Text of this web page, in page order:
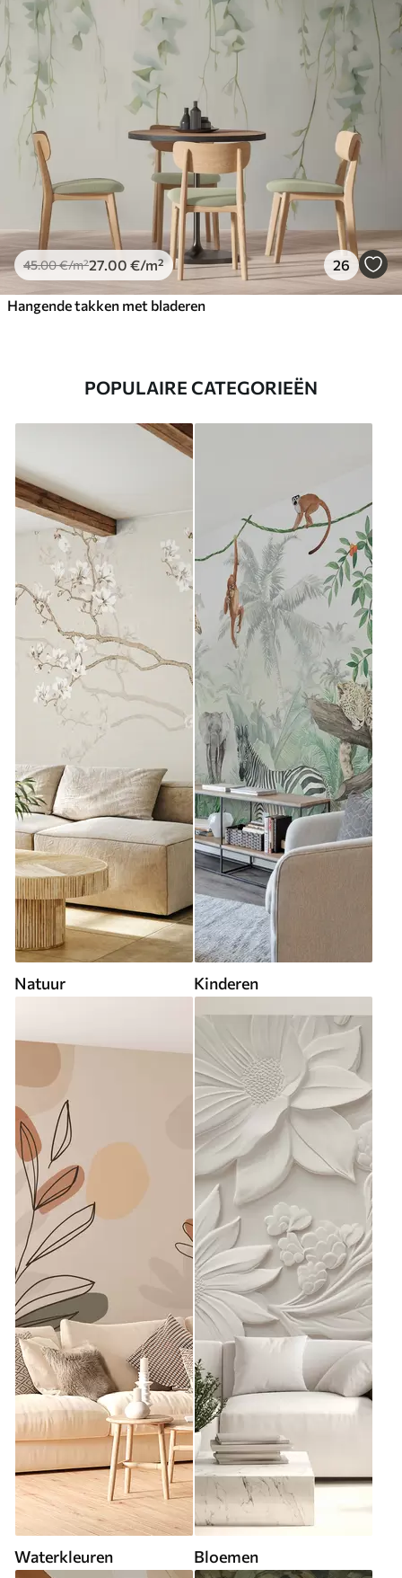
45.00€/m²27.00 €/m² 26
Hangende takken met bladeren
POPULAIRE CATEGORIEËN
Natuur Kinderen
Waterkleuren Bloemen